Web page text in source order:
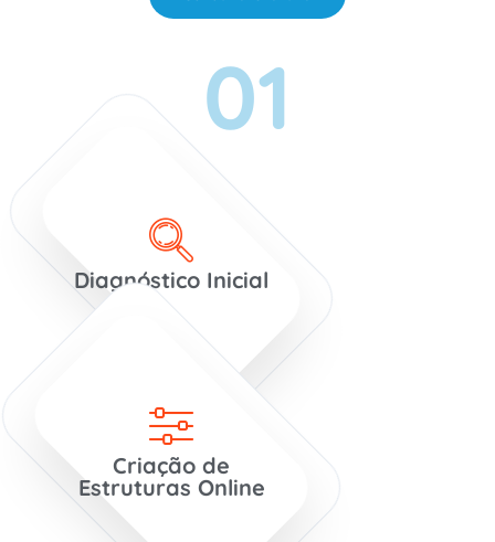
01
Diagnóstico Inicial
Criação de
Estruturas Online